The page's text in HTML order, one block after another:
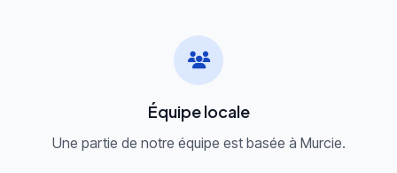
Équipe locale
Une partie de notre équipe est basée à Murcie.